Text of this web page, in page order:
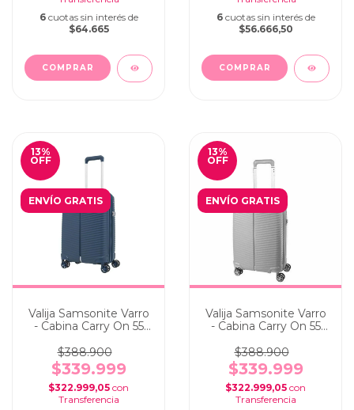
6 cuotas sin interés de
$64.665
6 cuotas sin interés de
$56.666,50
13%
OFF
ENVÍO GRATIS
Valija Samsonite Varro
- Cabina Carry On 55
$388.900
$339.999
$322.999,05 con
13%
OFF
ENVÍO GRATIS
Valija Samsonite Varro
- Cabina Carry On 55
$388.900
$339.999
$322.999,05 con